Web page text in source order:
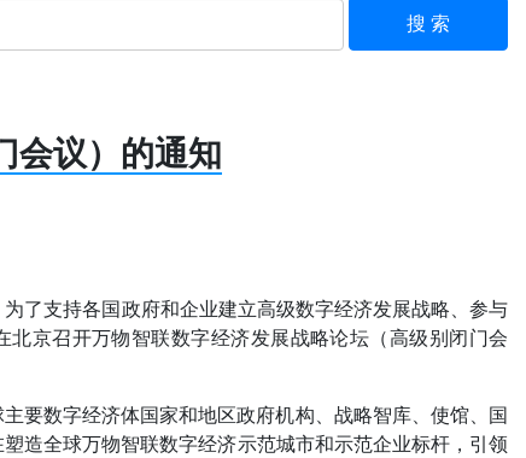
搜 索
会议）的通知
了支持各国政府和企业建立高级数字经济发展战略、参与
京召开万物智联数字经济发展战略论坛（高级别闭门会
要数字经济体国家和地区政府机构、战略智库、使馆、国
造全球万物智联数字经济示范城市和示范企业标杆，引领